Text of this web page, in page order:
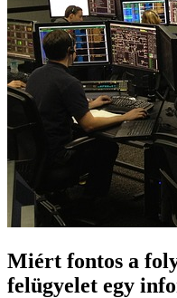
Miért fontos a
felügyelet egy